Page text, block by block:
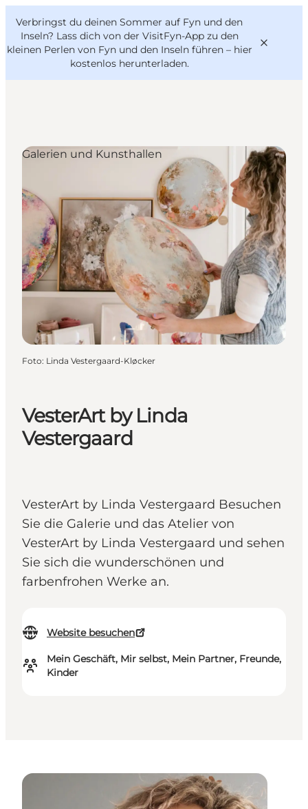
Verbringst du deinen Sommer auf Fyn und den
Inseln? Lass dich von der VisitFyn-App zu den
kleinen Perlen von Fyn und den Inseln führen – hier
kostenlos herunterladen.
Reise Ideen
Essen & trinken
Übernachtung
VisitFyn
Deutsch
VesterArt by Linda
Vestergaard
VesterArt by Linda Vestergaard Besuchen
Sie die Galerie und das Atelier von
VesterArt by Linda Vestergaard und sehen
Sie sich die wunderschönen und
farbenfrohen Werke an.
Website besuchen
Mein Geschäft, Mir selbst, Mein Partner, Freunde,
Kinder
Galerien und Kunsthallen
Foto: Linda Vestergaard-Kløcker